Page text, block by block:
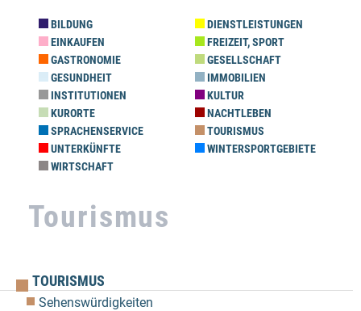
BILDUNG
DIENSTLEISTUNGEN
EINKAUFEN
FREIZEIT, SPORT
GASTRONOMIE
GESELLSCHAFT
GESUNDHEIT
IMMOBILIEN
INSTITUTIONEN
KULTUR
KURORTE
NACHTLEBEN
SPRACHENSERVICE
TOURISMUS
UNTERKÜNFTE
WINTERSPORTGEBIETE
WIRTSCHAFT
Tourismus
TOURISMUS
Sehenswürdigkeiten